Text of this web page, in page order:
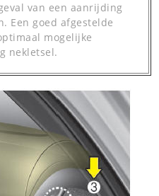
van een aanrijding
Een goed afgestelde
mogelijke
nekletsel.